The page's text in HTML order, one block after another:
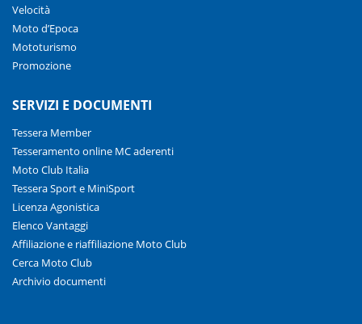
Velocità
Moto d’Epoca
Mototurismo
Promozione
SERVIZI E DOCUMENTI
Tessera Member
Tesseramento online MC aderenti
Moto Club Italia
Tessera Sport e MiniSport
Licenza Agonistica
Elenco Vantaggi
Affiliazione e riaffiliazione Moto Club
Cerca Moto Club
Archivio documenti